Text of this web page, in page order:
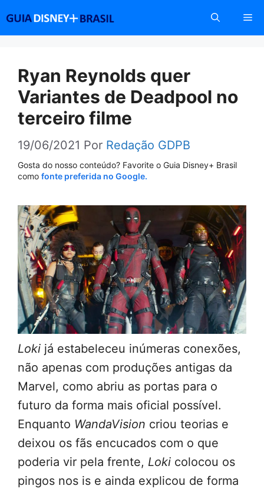
conteúdo
Ryan Reynolds quer
Variantes de Deadpool no
terceiro filme
19/06/2021 Por Redação GDPB
Gosta do nosso conteúdo? Favorite o Guia Disney+ Brasil
como fonte preferida no Google.
Loki já estabeleceu inúmeras conexões,
não apenas com produções antigas da
Marvel, como abriu as portas para o
futuro da forma mais oficial possível.
Enquanto WandaVision criou teorias e
deixou os fãs encucados com o que
poderia vir pela frente, Loki colocou os
pingos nos is e ainda explicou de forma